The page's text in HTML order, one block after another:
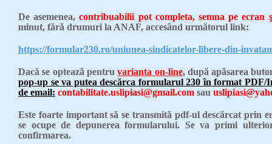
De asemenea,contribuabilii pot completa, semna pe
minut, fără drumuri la ANAF, accesȃnd următorul link:
https://formular230.ro/uniunea-sindicatelor-libere-din-
Dacă se optează pentruvarianta on-line, după apăsarea
pop-up se va putea descărca formularul 230 în format PDF/
de email: contabilitate.uslipiasi@gmail.com sau
Este foarte important să se transmită pdf-ul descărcat prin
se ocupe de depunerea formularului. Se va primi
confirmarea.